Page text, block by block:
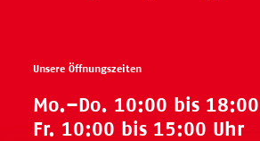
Unsere Öffnungszeiten
Mo.–Do. 10:00 bis
Fr. 10:00 bis 15:00 Uhr